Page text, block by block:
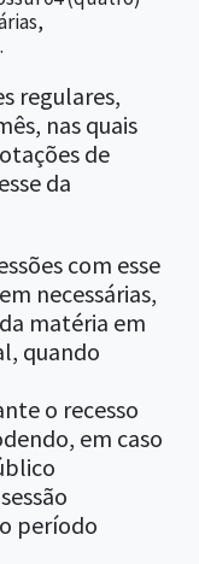
regulares,
nas quais
de
da
com esse
necessárias,
matéria em
quando
o recesso
em caso
período